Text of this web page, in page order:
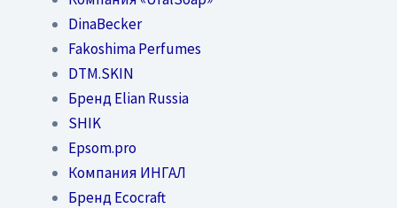
DinaBecker
Fakoshima Perfumes
DTM.SKIN
Бренд Elian Russia
SHIK
Epsom.pro
Компания ИНГАЛ
Бренд Ecocraft